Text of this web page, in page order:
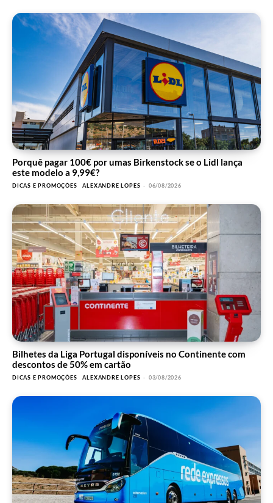
Porquê pagar 100€ por umas Birkenstock se o Lidl lança
este modelo a 9,99€?
DICAS E PROMOÇÕES ALEXANDRE LOPES - 06/08/2026
Bilhetes da Liga Portugal disponíveis no Continente com
descontos de 50% em cartão
DICAS E PROMOÇÕES ALEXANDRE LOPES - 03/08/2026